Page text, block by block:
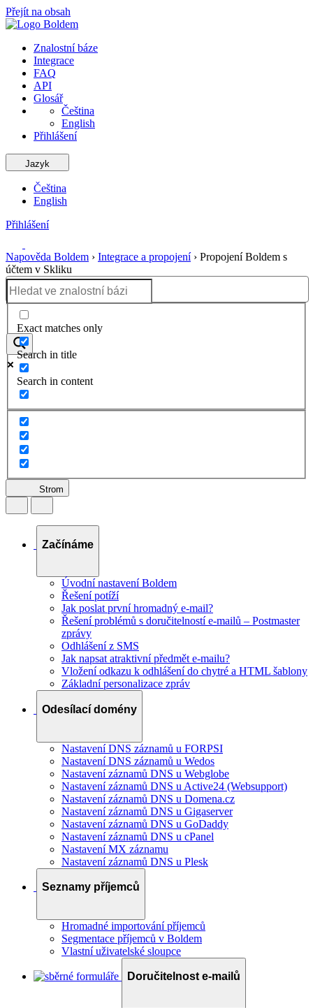
Přejít na obsah
Znalostní báze
Integrace
FAQ
API
Glosář
Čeština
English
Přihlášení
Jazyk
Čeština
English
Přihlášení
Napověda Boldem › Integrace a propojení› Propojení Boldem s
účtem v Skliku
Exact matches only
Search in title
Search in content
Strom
Začínáme
Úvodní nastavení Boldem
Řešení potíží
Jak poslat první hromadný e-mail?
Řešení problémů s doručitelností e-mailů – Postmaster
zprávy
Odhlášení z SMS
Jak napsat atraktivní předmět e-mailu?
Vložení odkazu k odhlášení do chytré a HTML šablony
Základní personalizace zpráv
Odesílací domény
Nastavení DNS záznamů u FORPSI
Nastavení DNS záznamů u Wedos
Nastavení záznamů DNS u Webglobe
Nastavení záznamů DNS u Active24 (Websupport)
Nastavení záznamů DNS u Domena.cz
Nastavení záznamů DNS u Gigaserver
Nastavení záznamů DNS u GoDaddy
Nastavení záznamů DNS u cPanel
Nastavení MX záznamu
Nastavení záznamů DNS u Plesk
Seznamy příjemců
Hromadné importování příjemců
Segmentace příjemců v Boldem
Vlastní uživatelské sloupce
Doručitelnost e-mailů